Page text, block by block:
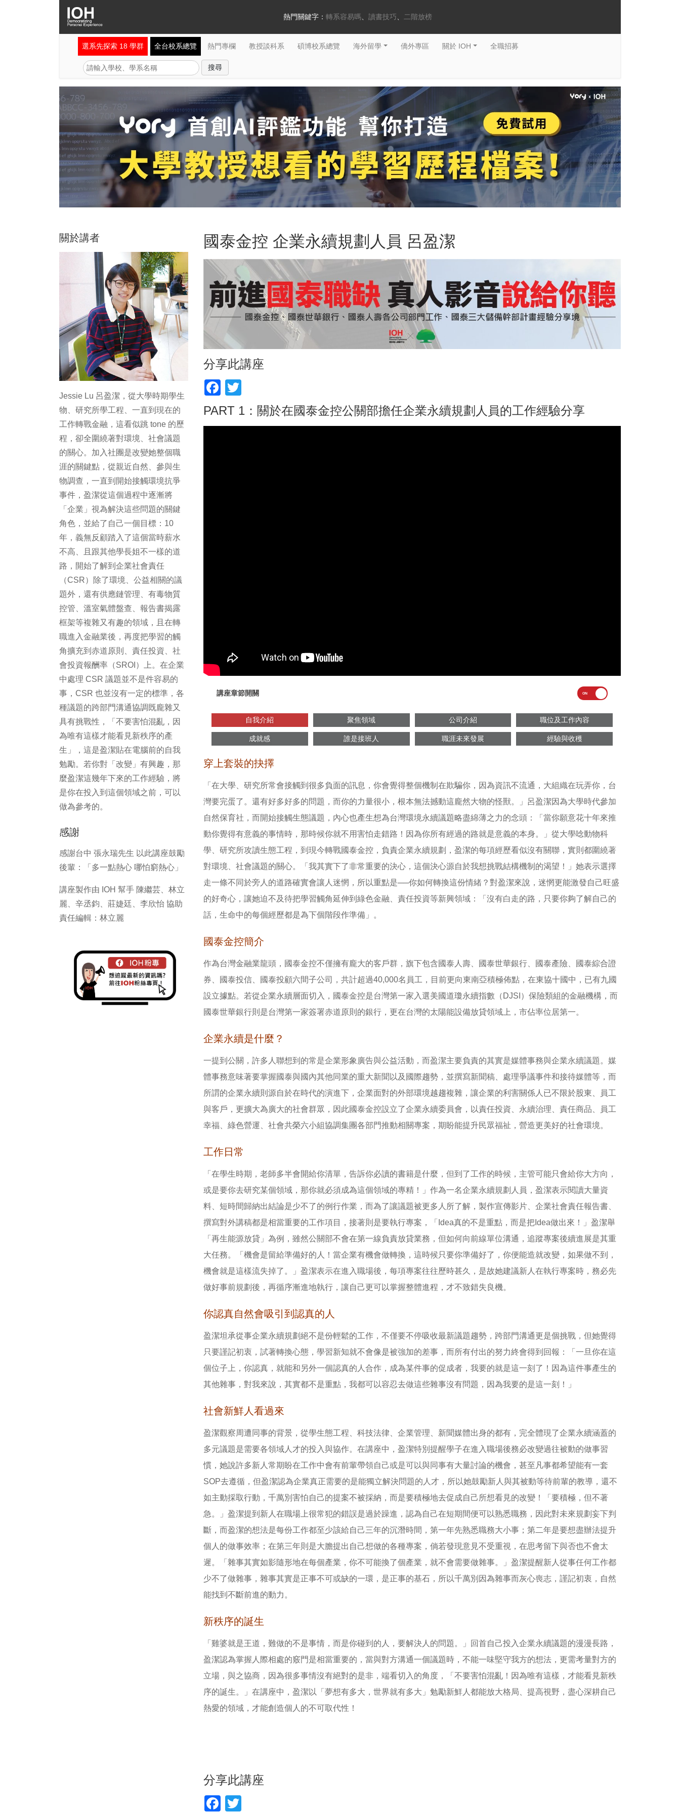
熱門關鍵字： 轉系容易嗎 讀書技巧 二階放榜
選系先探索 18 學群 全台校系總覽 熱門專欄 教授談科系 碩博校系總覽 海外留學 僑外專區 關於 IOH 全職招募
關於講者
Jessie Lu 呂盈潔，從大學時期學生
物、研究所學工程、一直到現在的
工作轉戰金融，這看似跳 tone 的歷
程，卻全圍繞著對環境、社會議題
的關心。加入社團是改變她整個職
涯的關鍵點，從親近自然、參與生
物調查，一直到開始接觸環境抗爭
事件，盈潔從這個過程中逐漸將
「企業」視為解決這些問題的關鍵
角色，並給了自己一個目標：10
年，義無反顧踏入了這個當時薪水
不高、且跟其他學長姐不一樣的道
路，開始了解到企業社會責任
（CSR）除了環境、公益相關的議
題外，還有供應鏈管理、有毒物質
控管、溫室氣體盤查、報告書揭露
框架等複雜又有趣的領域，且在轉
職進入金融業後，再度把學習的觸
角擴充到赤道原則、責任投資、社
會投資報酬率（SROI）上。在企業
中處理 CSR 議題並不是件容易的
事，CSR 也並沒有一定的標準，各
種議題的跨部門溝通協調既龐雜又
具有挑戰性，「不要害怕混亂，因
為唯有這樣才能看見新秩序的產
生」，這是盈潔貼在電腦前的自我
勉勵。若你對「改變」有興趣，那
麼盈潔這幾年下來的工作經驗，將
是你在投入到這個領域之前，可以
做為參考的。
感謝
感謝台中 張永瑞先生 以此講座鼓勵
後輩：「多一點熱心 哪怕窮熱心」
講座製作由 IOH 幫手 陳繼芸、林立
麗、辛丞鈞、莊婕廷、李欣怡 協助
責任編輯：林立麗
國泰金控 企業永續規劃人員 呂盈潔
分享此講座
Facebook
PART 1：關於在國泰金控公關部擔任企業永續規劃人員的工作經驗分享
講座章節開關
自我介紹 聚焦領域 公司介紹 職位及工作內容
成就感 誰是接班人 職涯未來發展 經驗與收穫
穿上套裝的抉擇
「在大學、研究所常會接觸到很多負面的訊息，你會覺得整個機制在欺騙你，因為資訊不流通，大組織在玩弄你，台
灣要完蛋了。還有好多好多的問題，而你的力量很小，根本無法撼動這龐然大物的怪獸。」呂盈潔因為大學時代參加
自然保育社，而開始接觸生態議題，內心也產生想為台灣環境永續議題略盡綿薄之力的念頭：「當你願意花十年來推
動你覺得有意義的事情時，那時候你就不用害怕走錯路！因為你所有經過的路就是意義的本身。」從大學唸動物科
學、研究所攻讀生態工程，到現今轉戰國泰金控，負責企業永續規劃，盈潔的每項經歷看似沒有關聯，實則都圍繞著
對環境、社會議題的關心。「我其實下了非常重要的決心，這個決心源自於我想挑戰結構機制的渴望！」她表示選擇
走一條不同於旁人的道路確實會讓人迷惘，所以重點是──你如何轉換這份情緒？對盈潔來說，迷惘更能激發自己旺盛
的好奇心，讓她迫不及待把學習觸角延伸到綠色金融、責任投資等新興領域：「沒有白走的路，只要你夠了解自己的
話，生命中的每個經歷都是為下個階段作準備」。
國泰金控簡介
作為台灣金融業龍頭，國泰金控不僅擁有龐大的客戶群，旗下包含國泰人壽、國泰世華銀行、國泰產險、國泰綜合證
券、國泰投信、國泰投顧六間子公司，共計超過40,000名員工，目前更向東南亞積極佈點，在東協十國中，已有九國
設立據點。若從企業永續層面切入，國泰金控是台灣第一家入選美國道瓊永續指數（DJSI）保險類組的金融機構，而
國泰世華銀行則是台灣第一家簽署赤道原則的銀行，更在台灣的太陽能設備放貸領域上，市佔率位居第一。
企業永續是什麼？
一提到公關，許多人聯想到的常是企業形象廣告與公益活動，而盈潔主要負責的其實是媒體事務與企業永續議題。媒
體事務意味著要掌握國泰與國內其他同業的重大新聞以及國際趨勢，並撰寫新聞稿、處理爭議事件和接待媒體等，而
所謂的企業永續則源自於在時代的演進下，企業面對的外部環境越趨複雜，讓企業的利害關係人已不限於股東、員工
與客戶，更擴大為廣大的社會群眾，因此國泰金控設立了企業永續委員會，以責任投資、永續治理、責任商品、員工
幸福、綠色營運、社會共榮六小組協調集團各部門推動相關專案，期盼能提升民眾福祉，營造更美好的社會環境。
工作日常
「在學生時期，老師多半會開給你清單，告訴你必讀的書籍是什麼，但到了工作的時候，主管可能只會給你大方向，
或是要你去研究某個領域，那你就必須成為這個領域的專精！」作為一名企業永續規劃人員，盈潔表示閱讀大量資
料、短時間歸納出結論是少不了的例行作業，而為了讓議題被更多人所了解，製作宣傳影片、企業社會責任報告書、
撰寫對外講稿都是相當重要的工作項目，接著則是要執行專案，「Idea真的不是重點，而是把Idea做出來！」盈潔舉
「再生能源放貸」為例，雖然公關部不會在第一線負責放貸業務，但如何向前線單位溝通，追蹤專案後續進展是其重
大任務。「機會是留給準備好的人！當企業有機會做轉換，這時候只要你準備好了，你便能造就改變，如果做不到，
機會就是這樣流失掉了。」盈潔表示在進入職場後，每項專案往往歷時甚久，是故她建議新人在執行專案時，務必先
做好事前規劃後，再循序漸進地執行，讓自己更可以掌握整體進程，才不致錯失良機。
你認真自然會吸引到認真的人
盈潔坦承從事企業永續規劃絕不是份輕鬆的工作，不僅要不停吸收最新議題趨勢，跨部門溝通更是個挑戰，但她覺得
只要謹記初衷，試著轉換心態，學習新知就不會像是被強加的差事，而所有付出的努力終會得到回報：「一旦你在這
個位子上，你認真，就能和另外一個認真的人合作，成為某件事的促成者，我要的就是這一刻了！因為這件事產生的
其他雜事，對我來說，其實都不是重點，我都可以容忍去做這些雜事沒有問題，因為我要的是這一刻！」
社會新鮮人看過來
盈潔觀察周遭同事的背景，從學生態工程、科技法律、企業管理、新聞媒體出身的都有，完全體現了企業永續涵蓋的
多元議題是需要各領域人才的投入與協作。在講座中，盈潔特別提醒學子在進入職場後務必改變過往被動的做事習
慣，她說許多新人常期盼在工作中會有前輩帶領自己或是可以與同事有大量討論的機會，甚至凡事都希望能有一套
SOP去遵循，但盈潔認為企業真正需要的是能獨立解決問題的人才，所以她鼓勵新人與其被動等待前輩的教導，還不
如主動採取行動，千萬別害怕自己的提案不被採納，而是要積極地去促成自己所想看見的改變！「要積極，但不著
急。」盈潔提到新人在職場上很常犯的錯誤是過於躁進，認為自己在短期間便可以熟悉職務，因此對未來規劃妄下判
斷，而盈潔的想法是每份工作都至少該給自己三年的沉潛時間，第一年先熟悉職務大小事；第二年是要想盡辦法提升
個人的做事效率；在第三年則是大膽提出自己想做的各種專案，倘若發現意見不受重視，在思考留下與否也不會太
遲。「雜事其實如影隨形地在每個產業，你不可能換了個產業，就不會需要做雜事。」盈潔提醒新人從事任何工作都
少不了做雜事，雜事其實是正事不可或缺的一環，是正事的基石，所以千萬別因為雜事而灰心喪志，謹記初衷，自然
能找到不斷前進的動力。
新秩序的誕生
「雞婆就是王道，難做的不是事情，而是你碰到的人，要解決人的問題。」回首自己投入企業永續議題的漫漫長路，
盈潔認為掌握人際相處的竅門是相當重要的，當與對方溝通一個議題時，不能一味堅守我方的想法，更需考量對方的
立場，與之協商，因為很多事情沒有絕對的是非，端看切入的角度，「不要害怕混亂！因為唯有這樣，才能看見新秩
序的誕生。」在講座中，盈潔以「夢想有多大，世界就有多大」勉勵新鮮人都能放大格局、提高視野，盡心深耕自己
熱愛的領域，才能創造個人的不可取代性！
分享此講座
Facebook